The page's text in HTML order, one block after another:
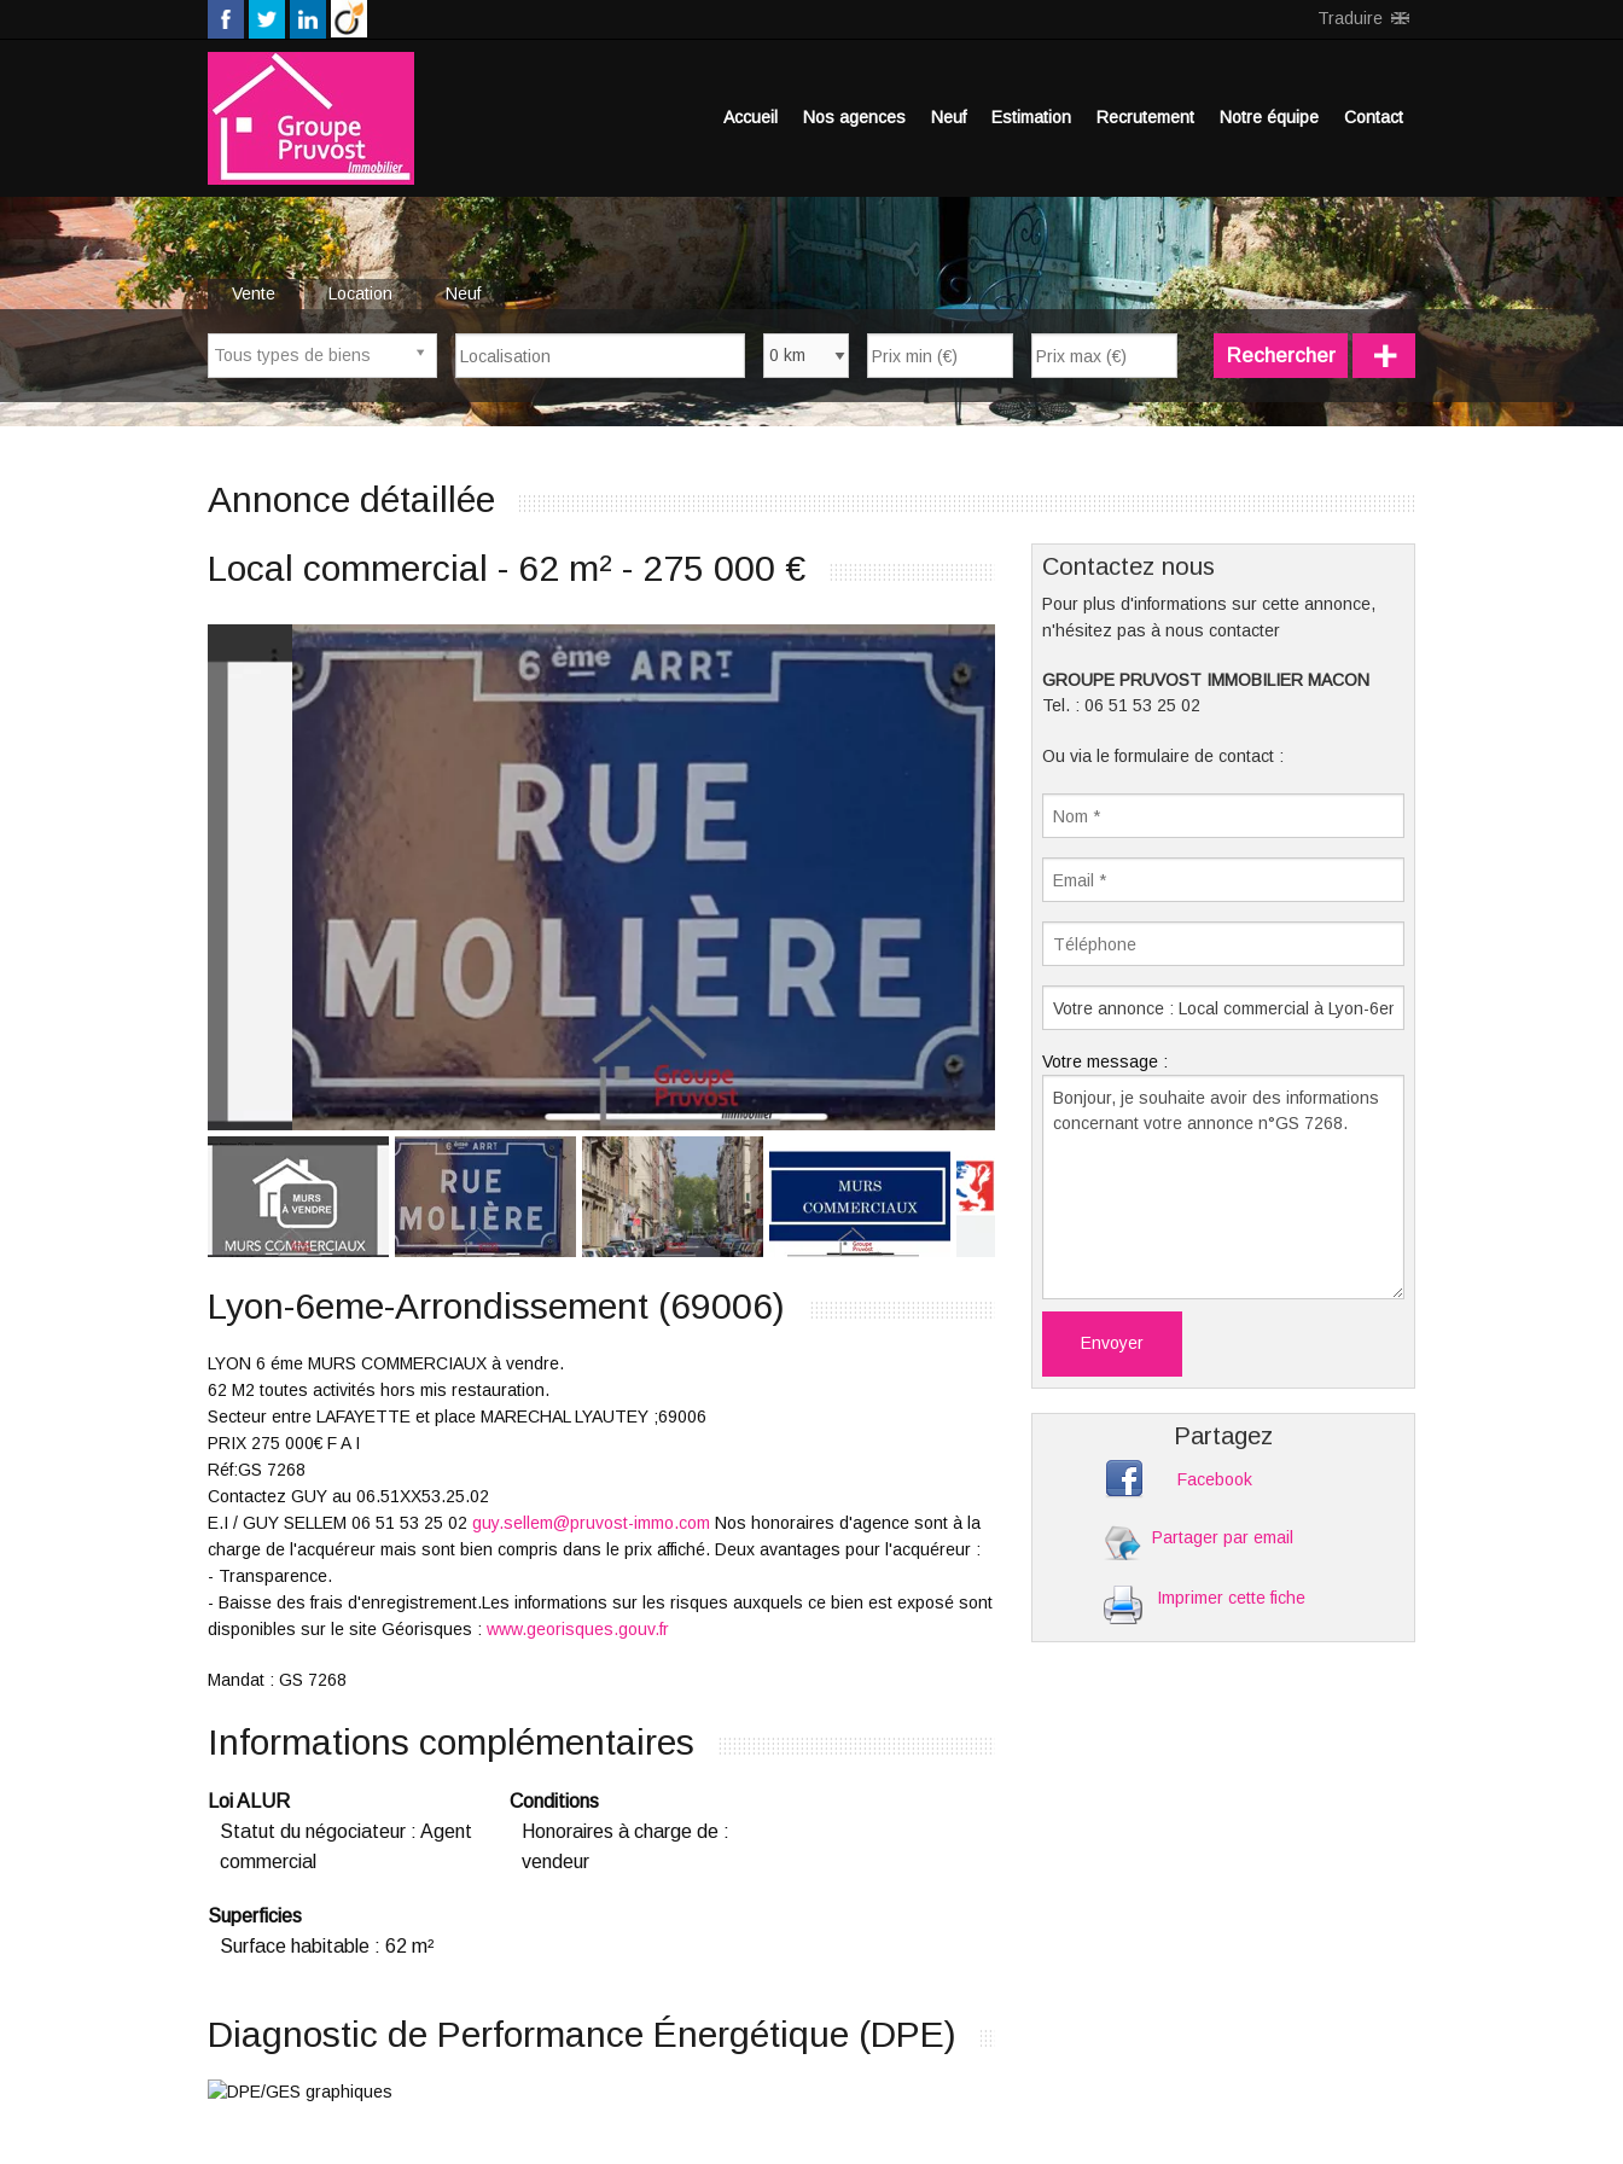
Traduire
Accueil Nos agences Neuf Estimation Recrutement Notre équipe Contact
Vente Location Neuf
Tous types de biens
Nb de pièces
Rechercher +
Annonce détaillée
Local commercial - 62 m² - 275 000 €
Lyon-6eme-Arrondissement (69006)
LYON 6 éme MURS COMMERCIAUX à vendre.
62 M2 toutes activités hors mis restauration.
Secteur entre LAFAYETTE et place MARECHAL LYAUTEY ;69006
PRIX 275 000€ F A I
Réf:GS 7268
Contactez GUY au 06.51XX53.25.02
E.I / GUY SELLEM 06 51 53 25 02 guy.sellem@pruvost-immo.com Nos honoraires d'agence sont à la
charge de l'acquéreur mais sont bien compris dans le prix affiché. Deux avantages pour l'acquéreur :
- Transparence.
- Baisse des frais d'enregistrement.Les informations sur les risques auxquels ce bien est exposé sont
disponibles sur le site Géorisques : www.georisques.gouv.fr
Mandat : GS 7268
Informations complémentaires
Loi ALUR
Statut du négociateur : Agent
commercial
Conditions
Honoraires à charge de :
vendeur
Superficies
Surface habitable : 62 m²
Diagnostic de Performance Énergétique (DPE)
Contactez nous
Pour plus d'informations sur cette annonce,
n'hésitez pas à nous contacter
GROUPE PRUVOST IMMOBILIER MACON
Tel. : 06 51 53 25 02
Ou via le formulaire de contact :
Votre message :
Envoyer
Partagez
Facebook
Partager par email
Imprimer cette fiche